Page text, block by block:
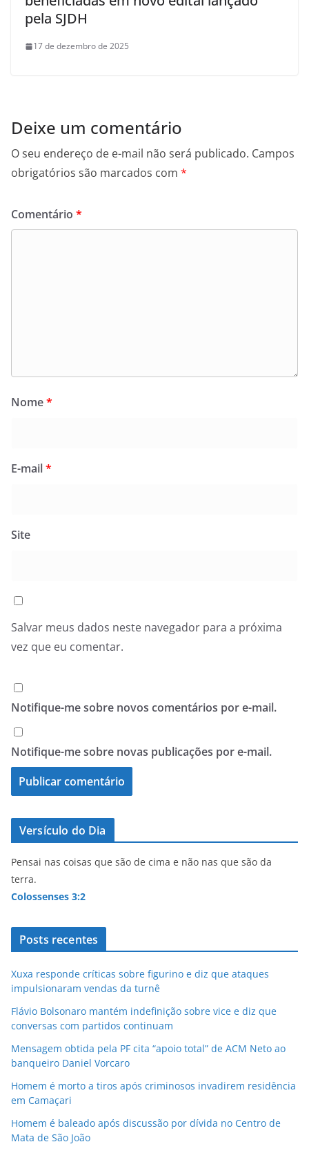
pela SJDH
17 de dezembro de 2025
Deixe um comentário
O seu endereço de e-mail não será publicado. Campos
obrigatórios são marcados com *
Comentário *
Nome*
E-mail*
Site
Salvar meus dados neste navegador para a próxima
vez que eu comentar.
Notifique-me sobre novos comentários por e-mail.
Notifique-me sobre novas publicações por e-mail.
Versículo do Dia
Pensai nas coisas que são de cima e não nas que são da
terra.
Colossenses 3:2
Posts recentes
Xuxa responde críticas sobre figurino e diz que ataques
impulsionaram vendas da turnê
Flávio Bolsonaro mantém indefinição sobre vice e diz que
conversas com partidos continuam
Mensagem obtida pela PF cita “apoio total” de ACM Neto ao
banqueiro Daniel Vorcaro
Homem é morto a tiros após criminosos invadirem residência
em Camaçari
Homem é baleado após discussão por dívida no Centro de
Mata de São João